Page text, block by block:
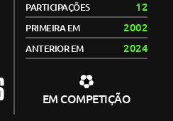
PARTICIPAÇÕES 12
PRIMEIRA EM 2002
ANTERIOR EM 2024
EM COMPETIÇÃO